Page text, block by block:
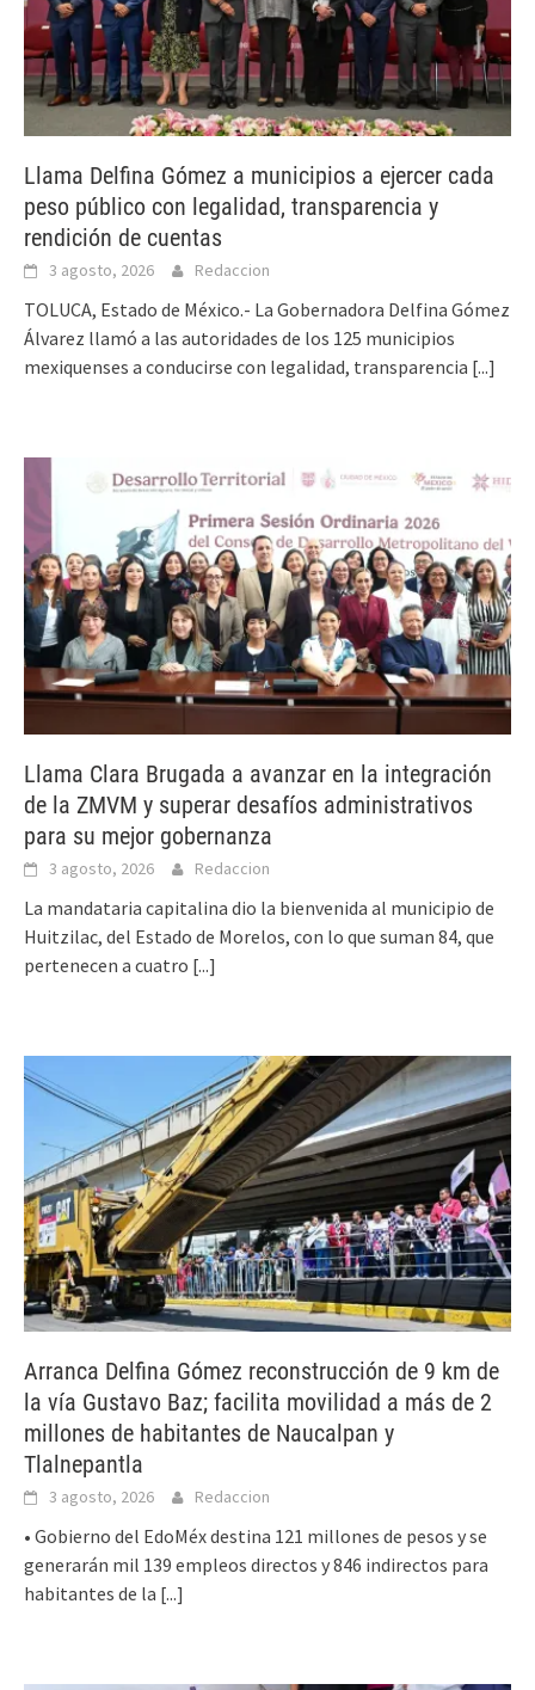
Llama Delfina Gómez a municipios a ejercer cada
peso público con legalidad, transparencia y
rendición de cuentas
3 agosto, 2026 Redaccion
TOLUCA, Estado de México.- La Gobernadora Delfina Gómez
Álvarez llamó a las autoridades de los 125 municipios
mexiquenses a conducirse con legalidad, transparencia [...]
Llama Clara Brugada a avanzar en la integración
de la ZMVM y superar desafíos administrativos
para su mejor gobernanza
3 agosto, 2026 Redaccion
La mandataria capitalina dio la bienvenida al municipio de
Huitzilac, del Estado de Morelos, con lo que suman 84, que
pertenecen a cuatro [...]
Arranca Delfina Gómez reconstrucción de 9 km de
la vía Gustavo Baz; facilita movilidad a más de 2
millones de habitantes de Naucalpan y
Tlalnepantla
3 agosto, 2026 Redaccion
• Gobierno del EdoMéx destina 121 millones de pesos y se
generarán mil 139 empleos directos y 846 indirectos para
habitantes de la [...]